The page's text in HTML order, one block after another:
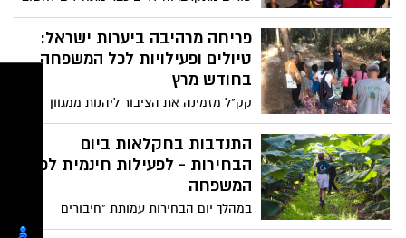
על התחפושות המושלמות. אבל לפני שקונים
תחפושות, חשוב לוודא שהן יהיו גם בטוחות.
פריחה מרהיבה ביערות ישראל:
טיולים ופעילויות לכל המשפחה
בחודש מרץ
קק"ל מזמינה את הציבור ליהנות ממגוון
אירועים מיוחדים, ביניהם קבלות שבת בטבע,
סדנאות יצירה לילדים לכבוד פורים וצעדת
יקנעם המסורתית.
התנדבות בחקלאות ביום
הבחירות - לפעילות חינמית לכל
המשפחה
במהלך יום הבחירות עמותת "חיבורים
בחקלאות" מזמינה אתכם - זוגות, קבוצות